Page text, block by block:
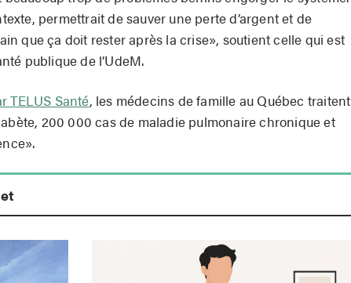
permettrait de sauver une perte d’argent et de
que ça doit rester après la crise», soutient celle qui est
publique de l’UdeM.
TELUS Santé, les médecins de famille au Québec traitent
200 000 cas de maladie pulmonaire chronique et